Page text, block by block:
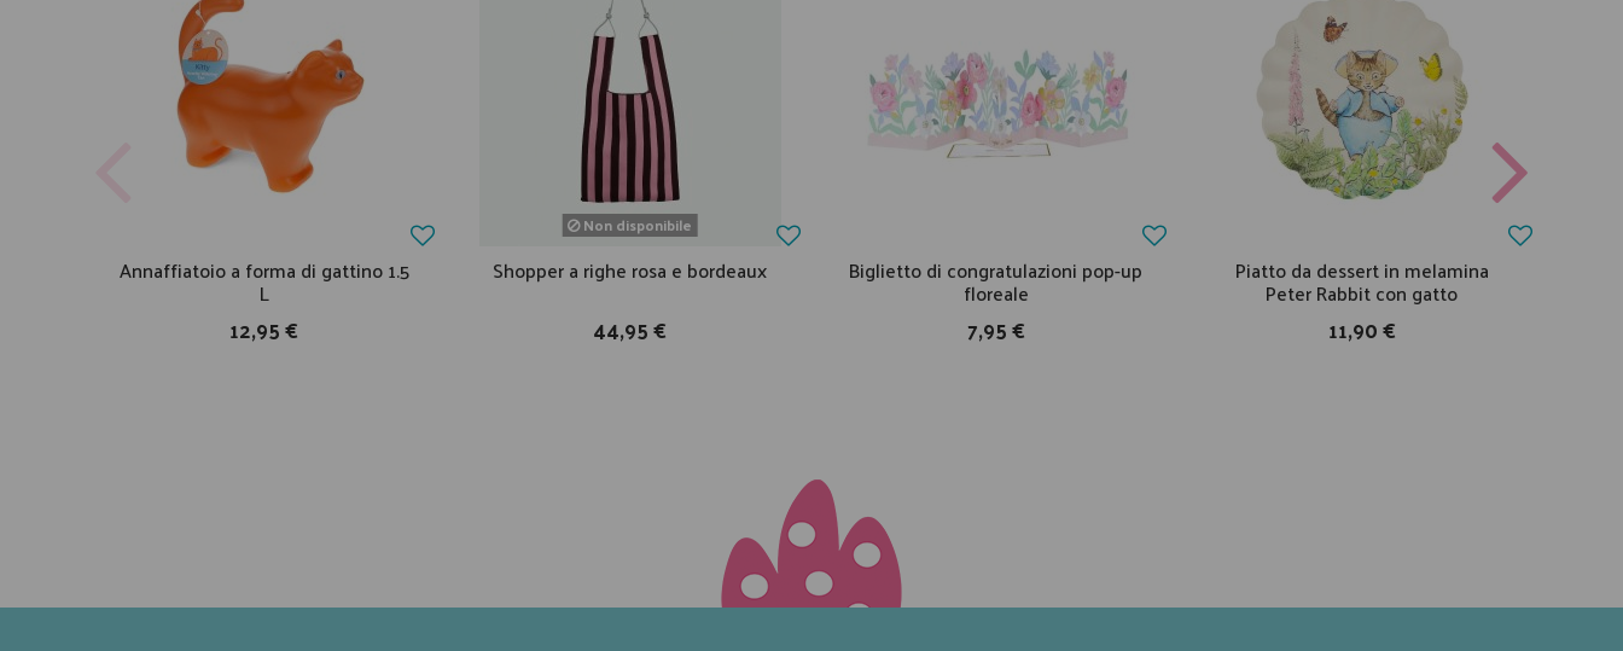
Annaffiatoio a forma di gattino 1.5
L
12,95 €
Non disponibile
Shopper a righe rosa e bordeaux
44,95 €
Biglietto di congratulazioni pop-up
floreale
7,95 €
Piatto da dessert in melamina
Peter Rabbit con gatto
11,90 €